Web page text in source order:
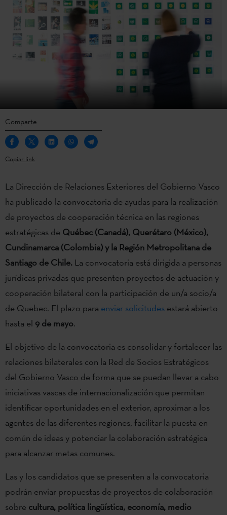
Comparte
Copiar link
La Dirección de Relaciones Exteriores del Gobierno Vasco
ha publicado la convocatoria de ayudas para la realización
de proyectos de cooperación técnica en las regiones
estratégicas de Québec (Canadá), Querétaro (México),
Cundinamarca (Colombia) y la Región Metropolitana de
Santiago de Chile. La convocatoria está dirigida a personas
jurídicas privadas que presenten proyectos de actuación y
cooperación bilateral con la participación de un/a socio/a
de Quebec. El plazo para enviar solicitudes estará abierto
hasta el 9 de mayo.
El objetivo de la convocatoria es consolidar y fortalecer las
relaciones bilaterales con la Red de Socios Estratégicos
del Gobierno Vasco de forma que se puedan llevar a cabo
iniciativas vascas de internacionalización que permitan
identificar oportunidades en el exterior, aproximar a los
agentes de las diferentes regiones, facilitar la puesta en
común de ideas y potenciar la colaboración estratégica
para alcanzar metas comunes.
Las y los candidatos que se presenten a la convocatoria
podrán enviar propuestas de proyectos de colaboración
sobre cultura, política lingüística, economía, medio